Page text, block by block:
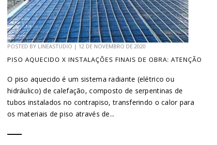
POSTED BY LINEASTUDIO | 12 DE NOVEMBRO DE 2020
PISO AQUECIDO X INSTALAÇÕES FINAIS DE OBRA: ATENÇÃO
O piso aquecido é um sistema radiante (elétrico ou
hidráulico) de calefação, composto de serpentinas de
tubos instalados no contrapiso, transferindo o calor para
os materiais de piso através de...